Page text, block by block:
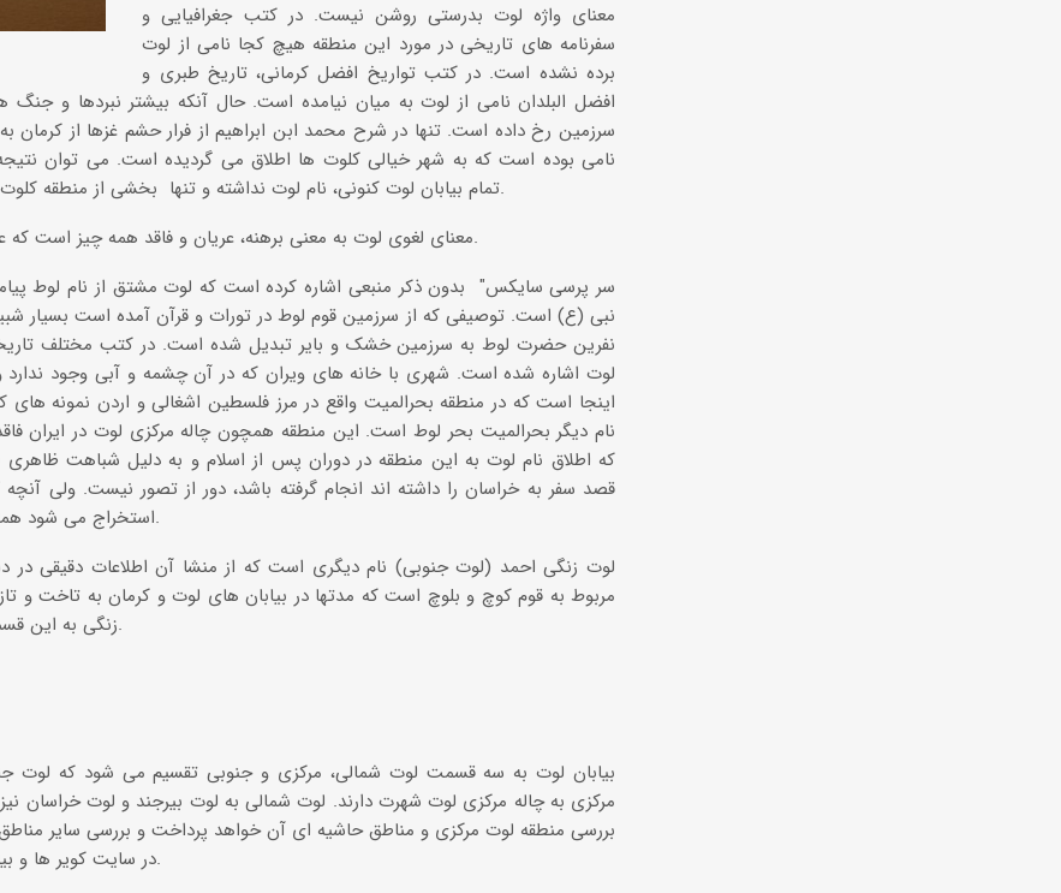
معنای واژه لوت بدرستی روشن نیست. در کتب جغرافیایی و
سفرنامه های تاریخی در مورد این منطقه هیچ کجا نامی از لوت
برده نشده است. در کتب تواریخ افضل کرمانی، تاریخ طبری و
افضل البلدان نامی از لوت به میان نیامده است. حال آنکه بیشتر نبردها و جنگ
سرزمین رخ داده است. تنها در شرح محمد ابن ابراهیم از فرار حشم غزها از کرمان
نامی بوده است که به شهر خیالی کلوت ها اطلاق می گردیده است. می توان
تمام بیابان لوت کنونی، نام لوت نداشته و تنها بخشی از منطقه کلوت ها، "لوط" نامیده می شده است.
معنای لغوی لوت به معنی برهنه، عریان و فاقد همه چیز است که عموما مترادف با لات به کار میرود.
نبی (ع) است. توصیفی که از سرزمین قوم لوط در تورات و قرآن آمده است بسیار
نفرین حضرت لوط به سرزمین خشک و بایر تبدیل شده است. در کتب مختلف
لوت اشاره شده است. شهری با خانه های ویران که در آن چشمه و آبی وجود
اینجا است که در منطقه بحرالمیت واقع در مرز فلسطین اشغالی و اردن نمونه های
نام دیگر بحرالمیت بحر لوط است. این منطقه همچون چاله مرکزی لوت در ایران
که اطلاق نام لوت به این منطقه در دوران پس از اسلام و به دلیل شباهت ظاهری
قصد سفر به خراسان را داشته اند انجام گرفته باشد، دور از تصور نیست. ولی
استخراج می شود همان معنای لغوی مورد اشاره است.
لوت زنگی احمد (لوت جنوبی) نام دیگری است که از منشا آن اطلاعات دقیقی
مربوط به قوم کوچ و بلوچ است که مدتها در بیابان های لوت و کرمان به تاخت و تاز
زنگی به این قسمت لوت از این جهت بوده است.
بیابان لوت به سه قسمت لوت شمالی، مرکزی و جنوبی تقسیم می شود که لوت
مرکزی به چاله مرکزی لوت شهرت دارند. لوت شمالی به لوت بیرجند و لوت خراسان
بررسی منطقه لوت مرکزی و مناطق حاشیه ای آن خواهد پرداخت و بررسی سایر
در سایت کویر ها و بیابان های ایران ارایه خواهند شد.